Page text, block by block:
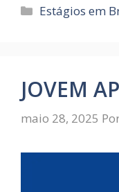
Categorias
Estágios em
JOVEM
maio 28, 2025